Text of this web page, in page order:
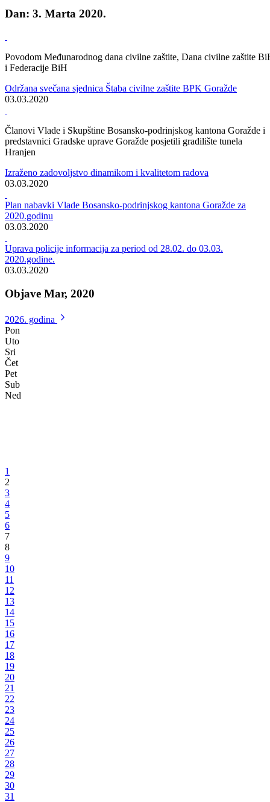
Dan: 3. Marta 2020.
Povodom Međunarodnog dana civilne zaštite, Dana civilne zaštite
i Federacije BiH
Održana svečana sjednica Štaba civilne zaštite BPK Goražde
03.03.2020
Članovi Vlade i Skupštine Bosansko-podrinjskog kantona Goražde i
predstavnici Gradske uprave Goražde posjetili gradilište tunela
Hranjen
Izraženo zadovoljstvo dinamikom i kvalitetom radova
03.03.2020
Plan nabavki Vlade Bosansko-podrinjskog kantona Goražde za
2020.godinu
03.03.2020
Uprava policije informacija za period od 28.02. do 03.03.
2020.godine.
03.03.2020
Objave Mar, 2020
2026. godina
Pon
Uto
Sri
Čet
Pet
Sub
Ned
1
2
3
4
5
6
7
8
9
10
11
12
13
14
15
16
17
18
19
20
21
22
23
24
25
26
27
28
29
30
31